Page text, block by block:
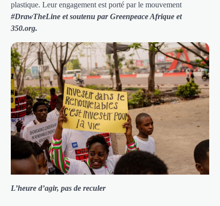
plastique. Leur engagement est porté par le mouvement
#DrawTheLine et soutenu par Greenpeace Afrique et
350.org.
L’heure d’agir, pas de reculer